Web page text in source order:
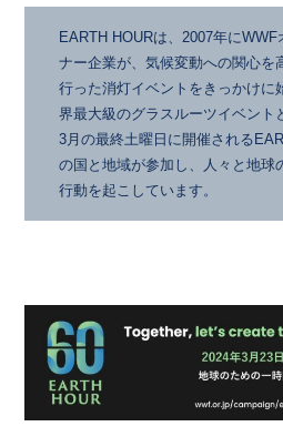
EARTH HOURは、2007年に
ナー企業が、気候変動への関心を
行った消灯イベントをきっかけに
界最大級のグラスルーツイベント
3月の最終土曜日に開催される
の国と地域が参加し、人々と地球
行動を起こしています。